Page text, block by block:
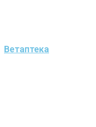
Ветаптека